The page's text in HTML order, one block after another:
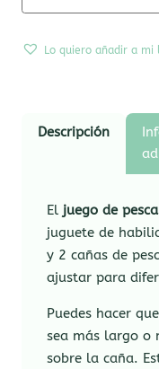
Lo quiero añadir a mi
Descripción
El juego de pesca
juguete de
y 2 cañas de
ajustar para
Puedes hacer
sea más largo o
sobre la caña.